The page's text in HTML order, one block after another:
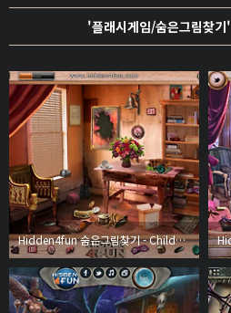
'플래시게임/숨은그림찾기'
Hidden4fun 숨은그림찾기 - Childhood Apartment (차일드후드 아파트먼트)